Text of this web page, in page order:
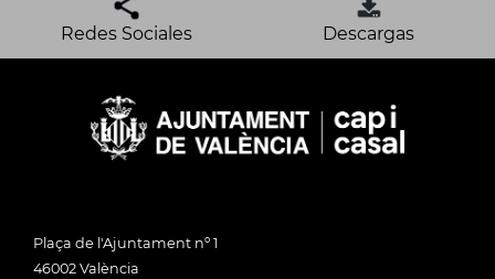
Redes Sociales Descargas
Plaça de l'Ajuntament nº 1
46002 València